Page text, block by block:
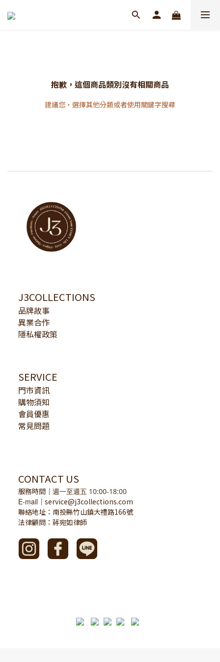
抱歉，這個商品類別沒有相關商品
建議您，選擇其他分類或者使用關鍵字搜尋
J3COLLECTIONS
品牌故事
異業合作
隱私權政策
SERVICE
門市資訊
購物須知
會員優惠
常見問題
CONTACT US
服務時間 ｜ 週一至週五 10:00-18:00
E-mail ｜ service@j3collections.com
聯絡地址：南投縣竹山鎮大禮路166號
法律顧問：蔣宛如律師